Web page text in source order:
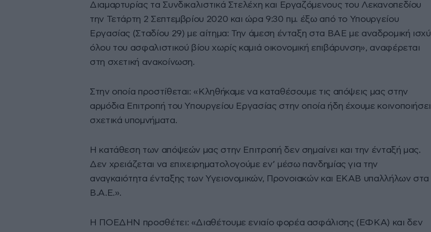
Διαμαρτυρίας τα Συνδικαλιστικά Στελέχη και Εργαζόμενους του Λεκανοπεδίου
την Τετάρτη 2 Σεπτεμβρίου 2020 και ώρα 9:30 πμ. έξω από το Υπουργείου
Εργασίας (Σταδίου 29) με αίτημα: Την άμεση ένταξη στα ΒΑΕ με αναδρομική ισχύ
όλου του ασφαλιστικού βίου χωρίς καμιά οικονομική επιβάρυνση», αναφέρεται
στη σχετική ανακοίνωση.
Στην οποία προστίθεται: «Κληθήκαμε να καταθέσουμε τις απόψεις μας στην
αρμόδια Επιτροπή του Υπουργείου Εργασίας στην οποία ήδη έχουμε κοινοποιήσει
σχετικά υπομνήματα.
Η κατάθεση των απόψεών μας στην Επιτροπή δεν σημαίνει και την ένταξή μας.
Δεν χρειάζεται να επιχειρηματολογούμε εν’ μέσω πανδημίας για την
αναγκαιότητα ένταξης των Υγειονομικών, Προνοιακών και ΕΚΑΒ υπαλλήλων στα
Β.Α.Ε.».
Η ΠΟΕΔΗΝ προσθέτει: «Διαθέτουμε ενιαίο φορέα ασφάλισης (ΕΦΚΑ) και δεν